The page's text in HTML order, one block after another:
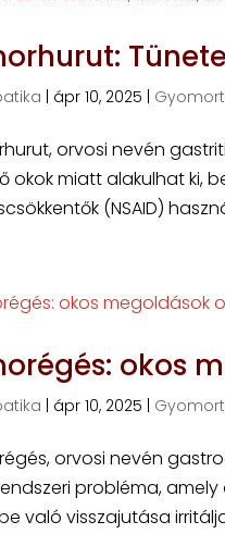
ápr 10, 2025
orvosi nevén
okok miatt alakulhat ki,
(NSAID)
okos
ápr 10, 2025
orvosi nevén
probléma,
való visszajutása